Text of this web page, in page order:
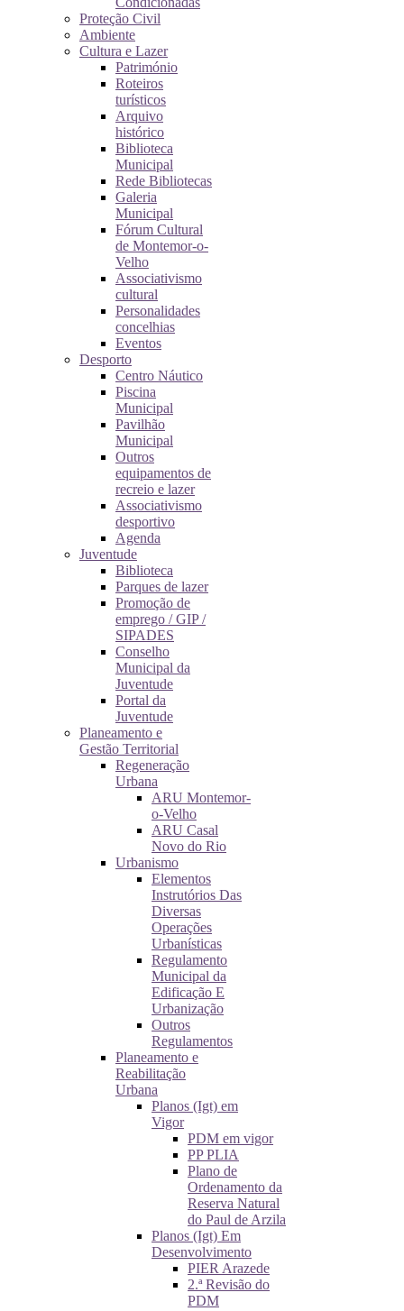
Proteção Civil
Ambiente
Cultura e Lazer
Património
Roteiros
turísticos
Arquivo
histórico
Biblioteca
Municipal
Rede Bibliotecas
Galeria
Municipal
Fórum Cultural
de Montemor-o-
Velho
Associativismo
cultural
Personalidades
concelhias
Eventos
Desporto
Centro Náutico
Piscina
Municipal
Pavilhão
Municipal
Outros
equipamentos de
recreio e lazer
Associativismo
desportivo
Agenda
Juventude
Biblioteca
Parques de lazer
Promoção de
emprego / GIP /
SIPADES
Conselho
Municipal da
Juventude
Portal da
Juventude
Planeamento e
Gestão Territorial
Regeneração
Urbana
ARU Montemor-
o-Velho
ARU Casal
Novo do Rio
Urbanismo
Elementos
Instrutórios Das
Diversas
Operações
Urbanísticas
Regulamento
Municipal da
Edificação E
Urbanização
Outros
Regulamentos
Planeamento e
Reabilitação
Urbana
Planos (Igt) em
Vigor
PDM em vigor
PP PLIA
Plano de
Ordenamento da
Reserva Natural
do Paul de Arzila
Planos (Igt) Em
Desenvolvimento
PIER Arazede
2.ª Revisão do
PDM